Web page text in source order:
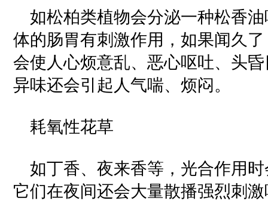
如松柏类植物会分泌一种松香
体的肠胃有刺激作用，如果闻久
会使人心烦意乱、恶心呕吐、头
异味还会引起人气喘、烦闷。
耗氧性花草
如丁香、夜来香等，光合作用
它们在夜间还会大量散播强烈刺